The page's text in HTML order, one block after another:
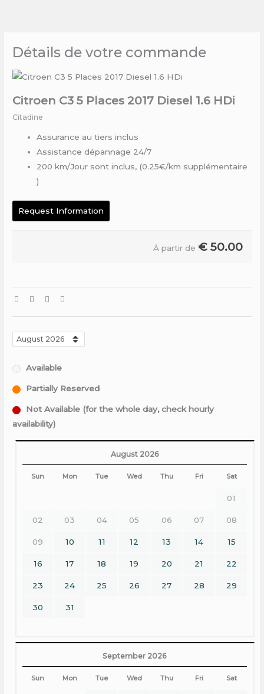
Détails de votre commande
Citroen C3 5 Places 2017 Diesel 1.6 HDi
Citadine
Assurance au tiers inclus
Assistance dépannage 24/7
200 km/Jour sont inclus, (0.25€/km supplémentaire
)
Request Information
À partir de € 50.00
Available
Partially Reserved
Not Available (for the whole day, check hourly
availability)
August 2026
Sun Mon Tue Wed Thu Fri Sat
01
02 03 04 05 06 07 08
09 10 11 12 13 14 15
16 17 18 19 20 21 22
23 24 25 26 27 28 29
30 31
September 2026
Sun Mon Tue Wed Thu Fri Sat